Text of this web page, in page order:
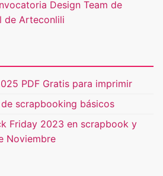
Design Team de
de Arteconlili
PDF Gratis para imprimir
scrapbooking básicos
Friday 2023 en scrapbook y
Noviembre